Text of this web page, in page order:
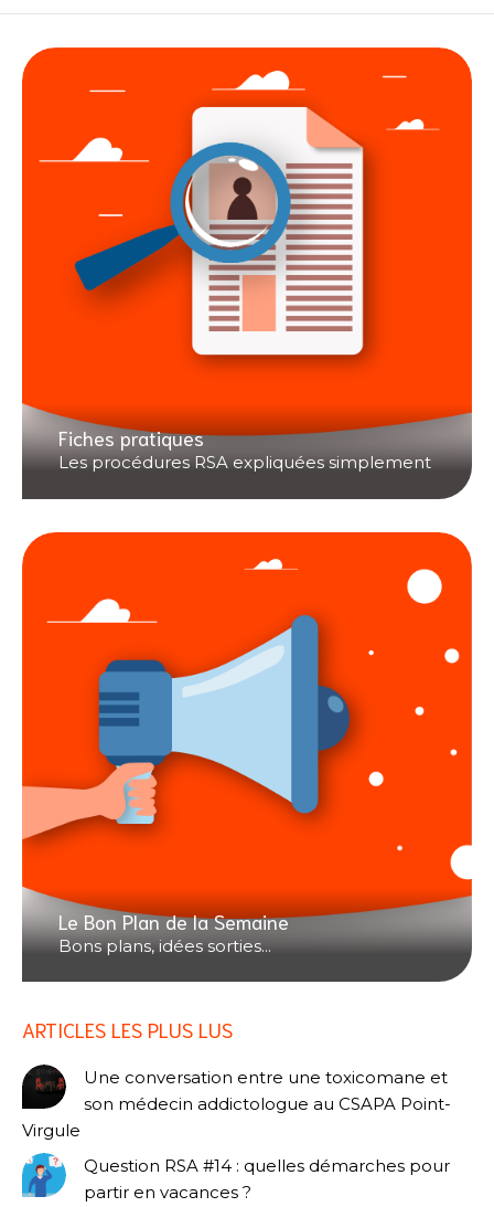
Fiches pratiques
Les procédures RSA expliquées simplement
Le Bon Plan de la Semaine
Bons plans, idées sorties...
ARTICLES LES PLUS LUS
Une conversation entre une toxicomane et
son médecin addictologue au CSAPA Point-
Virgule
Question RSA #14 : quelles démarches pour
partir en vacances ?